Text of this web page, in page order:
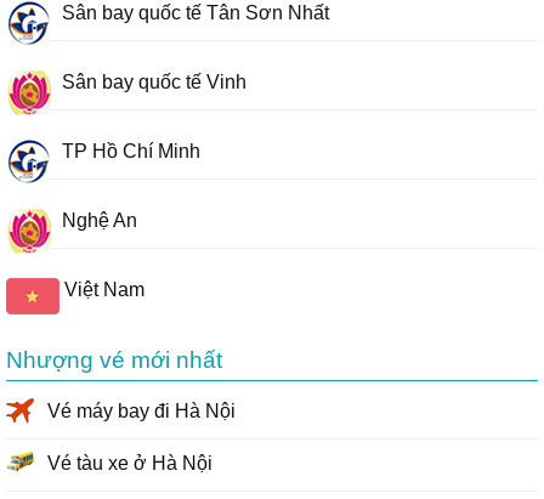
Sân bay quốc tế Tân Sơn Nhất
Sân bay quốc tế Vinh
TP Hồ Chí Minh
Nghệ An
Việt Nam
Nhượng vé mới nhất
Vé máy bay đi Hà Nội
Vé tàu xe ở Hà Nội